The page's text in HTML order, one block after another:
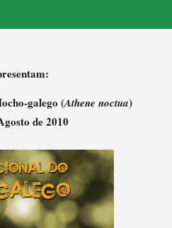
galego (Athene noctua)
de 2010